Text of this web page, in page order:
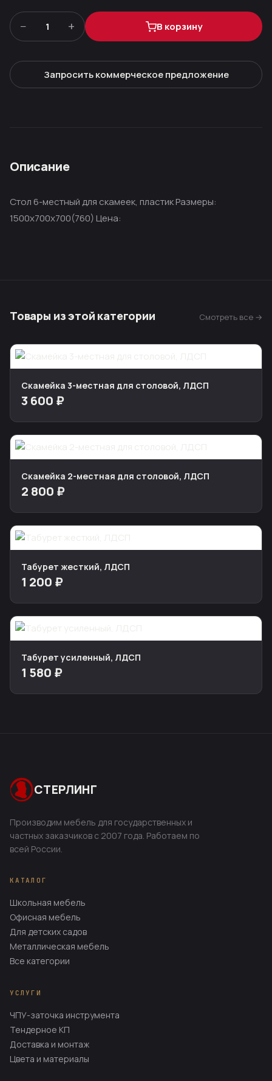
− 1 + В корзину
Запросить коммерческое предложение
Описание
Стол 6-местный для скамеек, пластик Размеры:
1500х700х700(760) Цена:
Товары из этой категории Смотреть все →
Скамейка 3-местная для столовой, ЛДСП
3 600 ₽
Скамейка 2-местная для столовой, ЛДСП
2 800 ₽
Табурет жесткий, ЛДСП
1 200 ₽
Табурет усиленный, ЛДСП
1 580 ₽
СТЕРЛИНГ
Производим мебель для государственных и
частных заказчиков с 2007 года. Работаем по
всей России.
КАТАЛОГ
Школьная мебель
Офисная мебель
Для детских садов
Металлическая мебель
Все категории
УСЛУГИ
ЧПУ-заточка инструмента
Тендерное КП
Доставка и монтаж
Цвета и материалы